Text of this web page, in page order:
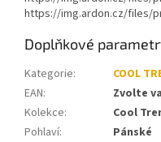
https://img.ardon.cz/files/
Doplňkové
Kategorie:
COOL
EAN:
Zvolte
Kolekce:
Cool
Pohlaví:
Pánské